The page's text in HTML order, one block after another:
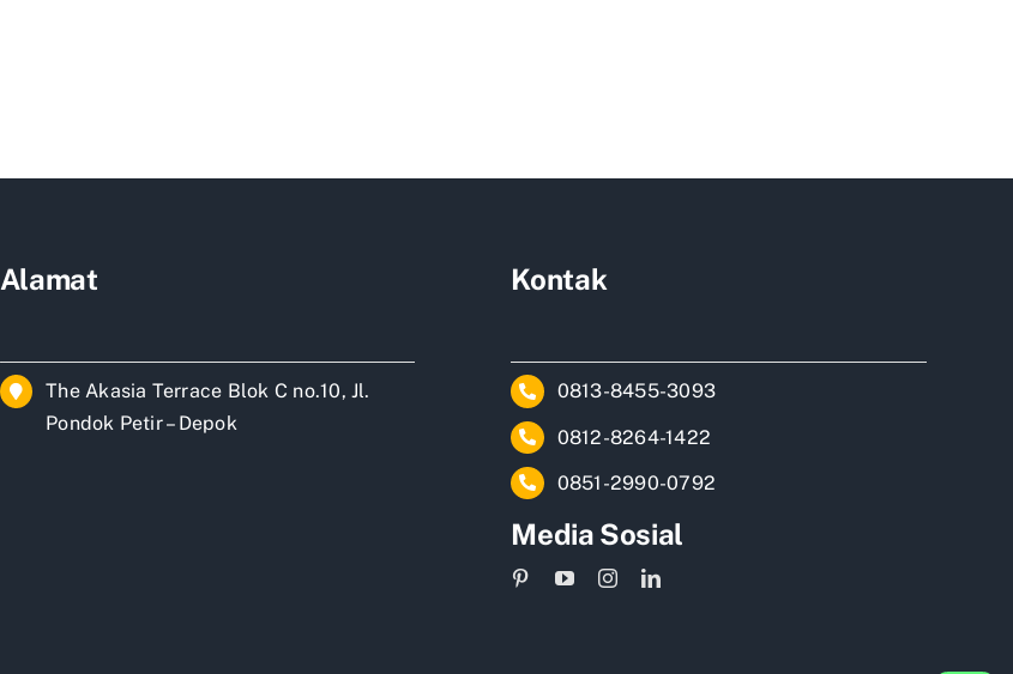
Alamat
The Akasia Terrace Blok C no.10, Jl.
Pondok Petir – Depok
Kontak
0813-8455-3093
0812-8264-1422
0851-2990-0792
Media Sosial